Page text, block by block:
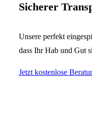
Sicherer
Unsere perfekt
dass Ihr Hab und Gut
Jetzt kostenlose